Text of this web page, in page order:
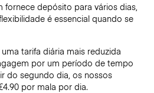
fornece depósito para vários dias,
é essencial quando se
tarifa diária mais reduzida
por um período de tempo
do segundo dia, os nossos
por mala por dia.